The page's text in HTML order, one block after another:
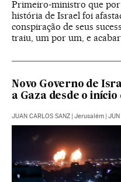
Primeiro-ministro que
história de Israel foi
conspiração de seus
traiu, um por um, e
Novo Governo de
a Gaza desde o
JUAN CARLOS SANZ Jerusalém